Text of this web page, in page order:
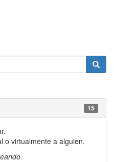
15
o virtualmente a alguien.